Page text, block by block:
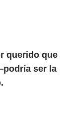
querido que
ser la